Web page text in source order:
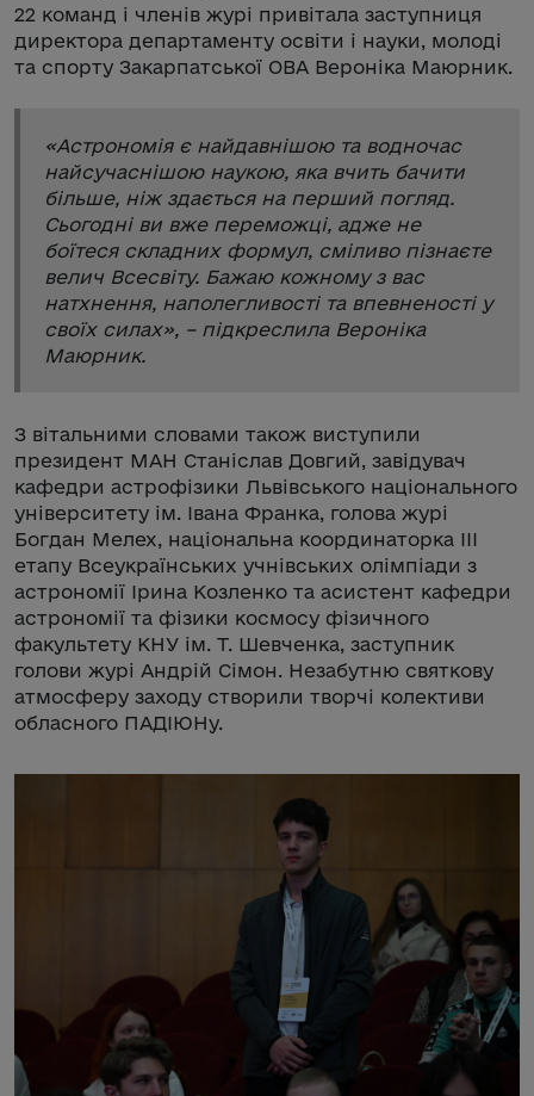
22 команд і членів журі привітала заступниця
директора департаменту освіти і науки, молоді
та спорту Закарпатської ОВА Вероніка Маюрник.
«Астрономія є найдавнішою та водночас
найсучаснішою наукою, яка вчить бачити
більше, ніж здається на перший погляд.
Сьогодні ви вже переможці, адже не
боїтеся складних формул, сміливо пізнаєте
велич Всесвіту. Бажаю кожному з вас
натхнення, наполегливості та впевненості у
своїх силах», – підкреслила Вероніка
Маюрник.
З вітальними словами також виступили
президент МАН Станіслав Довгий, завідувач
кафедри астрофізики Львівського національного
університету ім. Івана Франка, голова журі
Богдан Мелех, національна координаторка ІІІ
етапу Всеукраїнських учнівських олімпіади з
астрономії Ірина Козленко та асистент кафедри
астрономії та фізики космосу фізичного
факультету КНУ ім. Т. Шевченка, заступник
голови журі Андрій Сімон. Незабутню святкову
атмосферу заходу створили творчі колективи
обласного ПАДІЮНу.